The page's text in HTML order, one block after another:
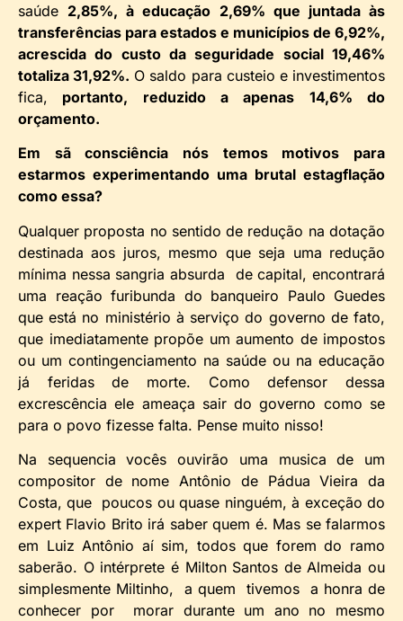
saúde 2,85%, à educação 2,69% que juntada às
transferências para estados e municípios de 6,92%,
acrescida do custo da seguridade social 19,46%
totaliza 31,92%. O saldo para custeio e investimentos
fica, portanto, reduzido a apenas 14,6% do
orçamento.
Em sã consciência nós temos motivos para
estarmos experimentando uma brutal estagflação
como essa?
Qualquer proposta no sentido de redução na dotação
destinada aos juros, mesmo que seja uma redução
mínima nessa sangria absurda de capital, encontrará
uma reação furibunda do banqueiro Paulo Guedes
que está no ministério à serviço do governo de fato,
que imediatamente propõe um aumento de impostos
ou um contingenciamento na saúde ou na educação
já feridas de morte. Como defensor dessa
excrescência ele ameaça sair do governo como se
para o povo fizesse falta. Pense muito nisso!
Na sequencia vocês ouvirão uma musica de um
compositor de nome Antônio de Pádua Vieira da
Costa, que poucos ou quase ninguém, à exceção do
expert Flavio Brito irá saber quem é. Mas se falarmos
em Luiz Antônio aí sim, todos que forem do ramo
saberão. O intérprete é Milton Santos de Almeida ou
simplesmente Miltinho, a quem tivemos a honra de
conhecer por morar durante um ano no mesmo